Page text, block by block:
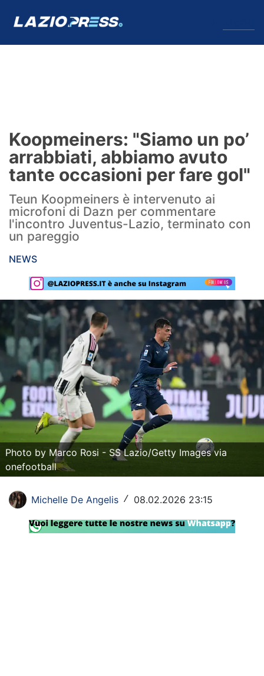
Formello
Infortuni
Primavera
Calciomercato
Lazio Women
Rassegna Lazio
Social
Calcio
Serie A
Champions League
Europa League
Altri Sport
Formula 1
Tennis
Koopmeiners: "Siamo un po’
arrabbiati, abbiamo avuto
tante occasioni per fare gol"
Teun Koopmeiners è intervenuto ai
microfoni di Dazn per commentare
l'incontro Juventus-Lazio, terminato con
un pareggio
NEWS
Photo by Marco Rosi - SS Lazio/Getty Images via
onefootball
Michelle De Angelis / 08.02.2026 23:15